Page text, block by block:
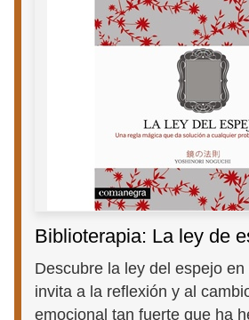
Biblioterapia: La ley de
Descubre la ley del espejo
invita a la reflexión y al
emocional tan fuerte que ha